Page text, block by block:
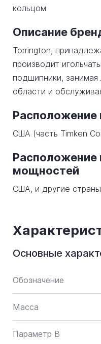
кольцом
Описание
Torrington,
производит
подшипники,
области и
Расположение
США (часть Timken
Расположение
мощностей
США, и другие
Основные
Обозначение
Масса
Параметр B